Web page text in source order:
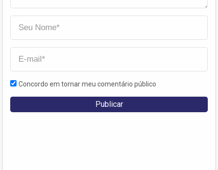
Concordo em tornar meu comentário público